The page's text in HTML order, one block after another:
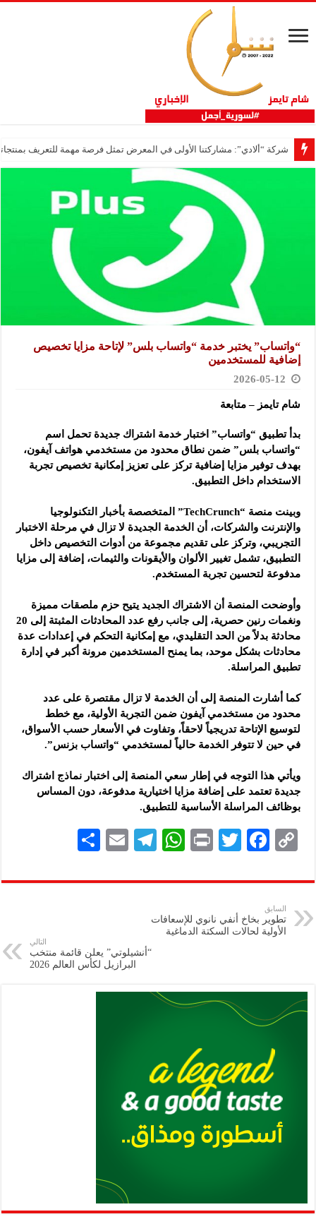
شركة “ألادي”: مشاركتنا الأولى في المعرض تمثل فرصة مهمة للتعريف
“واتساب” يختبر خدمة “واتساب بلس” لإتاحة مزايا تخصيص
إضافية للمستخدمين
2026-05-12
شام تايمز – متابعة
بدأ تطبيق “واتساب” اختبار خدمة اشتراك جديدة تحمل اسم
“واتساب بلس” ضمن نطاق محدود من مستخدمي هواتف آيفون،
بهدف توفير مزايا إضافية تركز على تعزيز إمكانية تخصيص تجربة
الاستخدام داخل التطبيق.
وبينت منصة “TechCrunch” المتخصصة بأخبار التكنولوجيا
والإنترنت والشركات، أن الخدمة الجديدة لا تزال في مرحلة الاختبار
التجريبي، وتركز على تقديم مجموعة من أدوات التخصيص داخل
التطبيق، تشمل تغيير الألوان والأيقونات والثيمات، إضافة إلى مزايا
مدفوعة لتحسين تجربة المستخدم.
وأوضحت المنصة أن الاشتراك الجديد يتيح حزم ملصقات مميزة
ونغمات رنين حصرية، إلى جانب رفع عدد المحادثات المثبتة إلى 20
محادثة بدلاً من الحد التقليدي، مع إمكانية التحكم في إعدادات عدة
محادثات بشكل موحد، بما يمنح المستخدمين مرونة أكبر في إدارة
تطبيق المراسلة.
كما أشارت المنصة إلى أن الخدمة لا تزال مقتصرة على عدد
محدود من مستخدمي آيفون ضمن التجربة الأولية، مع خطط
لتوسيع الإتاحة تدريجياً لاحقاً، وتفاوت في الأسعار حسب الأسواق،
في حين لا تتوفر الخدمة حالياً لمستخدمي “واتساب بزنس”.
ويأتي هذا التوجه في إطار سعي المنصة إلى اختبار نماذج اشتراك
جديدة تعتمد على إضافة مزايا اختيارية مدفوعة، دون المساس
بوظائف المراسلة الأساسية للتطبيق.
C
p
y
Li
F
eb
oo
k
T
tt
P
nt
W
at
A
p
Te
gr
E
ai
ar
السابق
تطوير بخاخ أنفي نانوي للإسعافات
الأولية لحالات السكتة الدماغية
التالي
“أنشيلوتي” يعلن قائمة منتخب
البرازيل لكأس العالم 2026